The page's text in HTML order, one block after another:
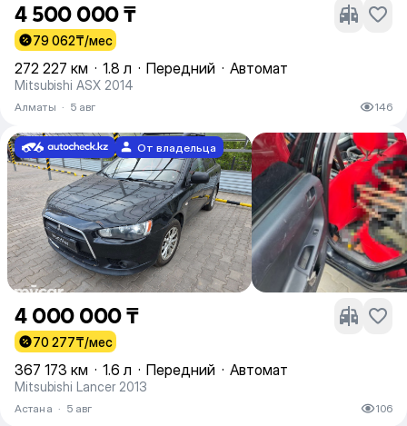
4 500 000 ₸
79 062₸/мес
272 227 км · 1.8 л · Передний · Автомат
Mitsubishi ASX 2014
Алматы · 5 авг 146
От владельца
4 000 000 ₸
70 277₸/мес
367 173 км · 1.6 л · Передний · Автомат
Mitsubishi Lancer 2013
Астана · 5 авг 106